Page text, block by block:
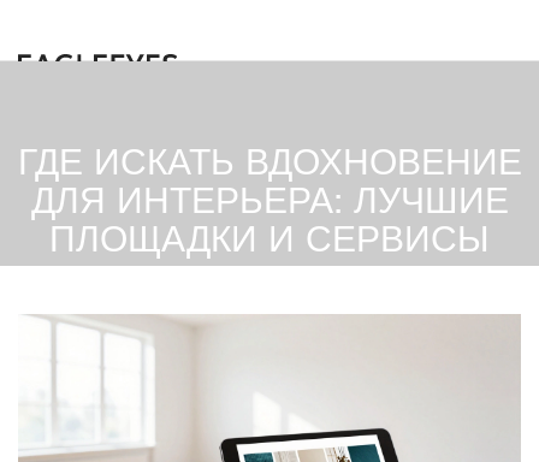
ГДЕ ИСКАТЬ ВДОХНОВЕНИЕ
ДЛЯ ИНТЕРЬЕРА: ЛУЧШИЕ
ПЛОЩАДКИ И СЕРВИСЫ